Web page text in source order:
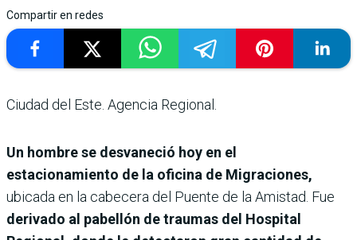
Compartir en redes
Ciudad del Este. Agencia Regional.
Un hombre se desvaneció hoy en el
estacionamiento de la oficina de Migraciones,
ubicada en la cabecera del Puente de la Amistad. Fue
derivado al pabellón de traumas del Hospital